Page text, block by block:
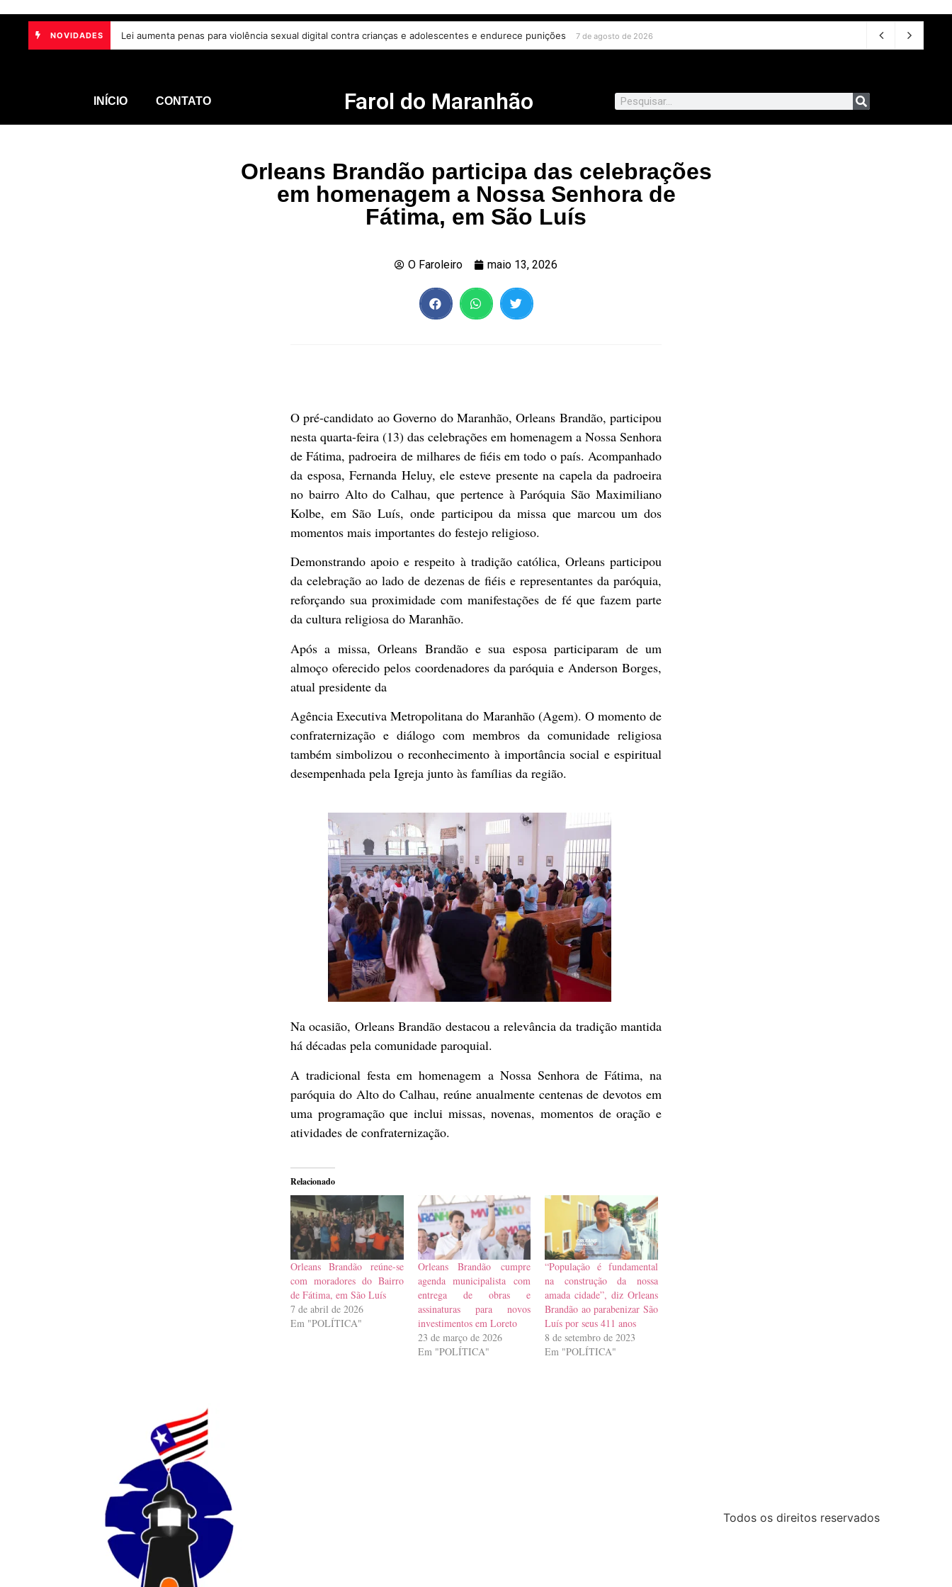
NOVIDADES Lei aumenta penas para violência sexual digital contra crianças e adolescentes e endurece punições 7 de agosto de 2026
Maria da Penha completa 20 anos com avanços na proteção às mulheres e desafios no combate à violência 7 de agosto de 2026
INÍCIO CONTATO Farol do Maranhão
Orleans Brandão participa das celebrações
em homenagem a Nossa Senhora de
Fátima, em São Luís
O Faroleiro maio 13, 2026
O pré-candidato ao Governo do Maranhão, Orleans Brandão, participou
nesta quarta-feira (13) das celebrações em homenagem a Nossa Senhora
de Fátima, padroeira de milhares de fiéis em todo o país. Acompanhado
da esposa, Fernanda Heluy, ele esteve presente na capela da padroeira
no bairro Alto do Calhau, que pertence à Paróquia São Maximiliano
Kolbe, em São Luís, onde participou da missa que marcou um dos
momentos mais importantes do festejo religioso.
Demonstrando apoio e respeito à tradição católica, Orleans participou
da celebração ao lado de dezenas de fiéis e representantes da paróquia,
reforçando sua proximidade com manifestações de fé que fazem parte
da cultura religiosa do Maranhão.
Após a missa, Orleans Brandão e sua esposa participaram de um
almoço oferecido pelos coordenadores da paróquia e Anderson Borges,
atual presidente da
Agência Executiva Metropolitana do Maranhão (Agem). O momento de
confraternização e diálogo com membros da comunidade religiosa
também simbolizou o reconhecimento à importância social e espiritual
desempenhada pela Igreja junto às famílias da região.
Na ocasião, Orleans Brandão destacou a relevância da tradição mantida
há décadas pela comunidade paroquial.
A tradicional festa em homenagem a Nossa Senhora de Fátima, na
paróquia do Alto do Calhau, reúne anualmente centenas de devotos em
uma programação que inclui missas, novenas, momentos de oração e
atividades de confraternização.
Relacionado
Orleans Brandão reúne-se
com moradores do Bairro
de Fátima, em São Luís
7 de abril de 2026
Em "POLÍTICA"
Orleans Brandão cumpre
agenda municipalista com
entrega de obras e
assinaturas para novos
investimentos em Loreto
23 de março de 2026
Em "POLÍTICA"
“População é fundamental
na construção da nossa
amada cidade”, diz Orleans
Brandão ao parabenizar São
Luís por seus 411 anos
8 de setembro de 2023
Em "POLÍTICA"
Todos os direitos reservados